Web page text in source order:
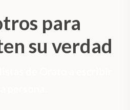
para
su verdad